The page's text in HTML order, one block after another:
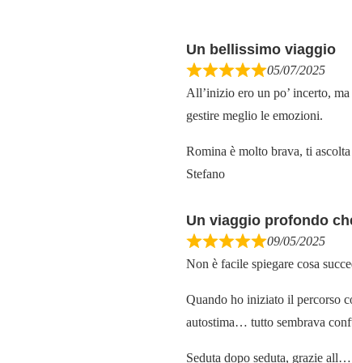
Un bellissimo viaggio
05/07/2025
All’inizio ero un po’ incerto,
gestire meglio le emozioni.
Romina è molto brava, ti
Stefano
Un viaggio profondo
09/05/2025
Non è facile spiegare cosa
Quando ho iniziato il percorso
autostima… tutto sembrava
Seduta dopo seduta, grazie all